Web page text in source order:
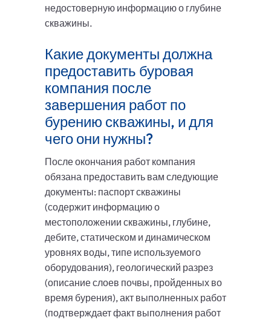
недостоверную информацию о глубине
скважины.
Какие документы должна
предоставить буровая
компания после
завершения работ по
бурению скважины, и для
чего они нужны?
После окончания работ компания
обязана предоставить вам следующие
документы: паспорт скважины
(содержит информацию о
местоположении скважины, глубине,
дебите, статическом и динамическом
уровнях воды, типе используемого
оборудования), геологический разрез
(описание слоев почвы, пройденных во
время бурения), акт выполненных работ
(подтверждает факт выполнения работ